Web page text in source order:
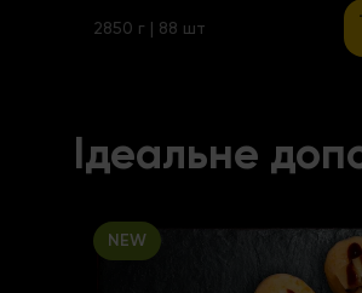
2850 г | 88 шт
Ідеальне
NEW